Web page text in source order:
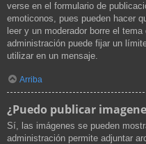
verse en el formulario de
emoticonos, pues pueden hacer
leer y un moderador borre el
administración puede fijar un
utilizar en un mensaje.
Arriba
¿Puedo publicar
Sí, las imágenes se pueden
administración permite adjuntar